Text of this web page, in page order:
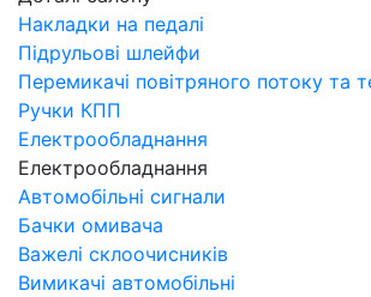
Накладки на педалі
Підрульові шлейфи
Перемикачі повітряного потоку та
Ручки КПП
Електрообладнання
Електрообладнання
Автомобільні сигнали
Бачки омивача
Важелі склоочисників
Вимикачі автомобільні